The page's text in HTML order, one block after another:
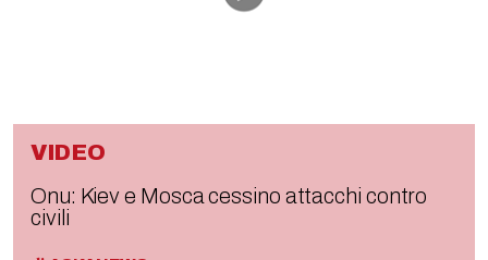
VIDEO
Onu: Kiev e Mosca cessino attacchi contro
civili